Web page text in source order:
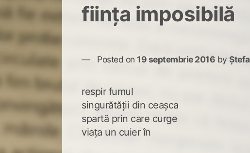
ființa imposibilă
Posted on 19 septembrie 2016 by
respir fumul
singurătății din ceașca
spartă prin care curge
viața un cuier în